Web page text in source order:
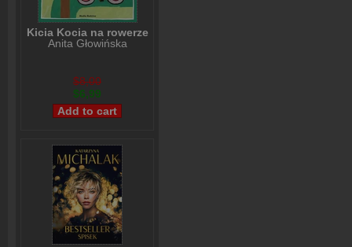
Kicia Kocia na rowerze
Anita Głowińska
$8,00
$6,99